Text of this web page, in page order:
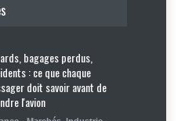
bagages perdus,
: ce que chaque
doit savoir avant de
l'avion